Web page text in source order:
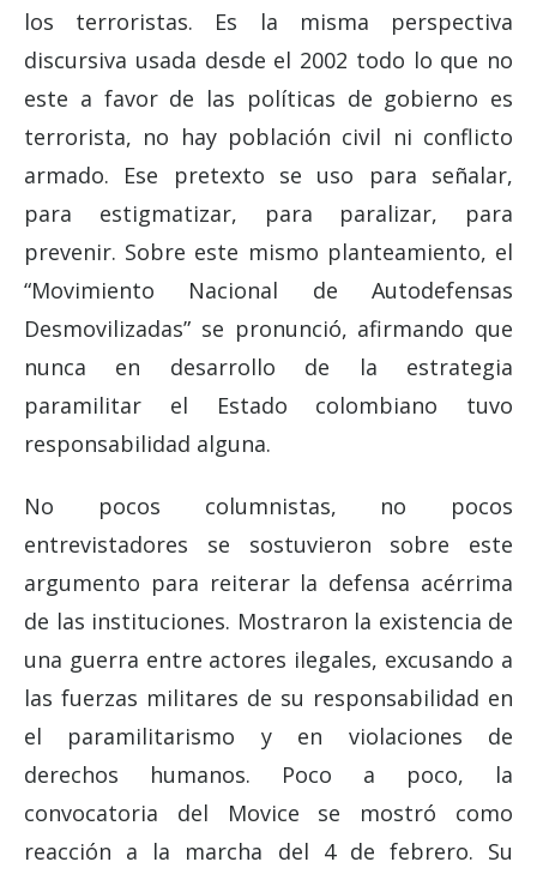
los terroristas. Es la misma perspectiva
discursiva usada desde el 2002 todo lo que no
este a favor de las políticas de gobierno es
terrorista, no hay población civil ni conflicto
armado. Ese pretexto se uso para señalar,
para estigmatizar, para paralizar, para
prevenir. Sobre este mismo planteamiento, el
“Movimiento Nacional de Autodefensas
Desmovilizadas” se pronunció, afirmando que
nunca en desarrollo de la estrategia
paramilitar el Estado colombiano tuvo
responsabilidad alguna.
No pocos columnistas, no pocos
entrevistadores se sostuvieron sobre este
argumento para reiterar la defensa acérrima
de las instituciones. Mostraron la existencia de
una guerra entre actores ilegales, excusando a
las fuerzas militares de su responsabilidad en
el paramilitarismo y en violaciones de
derechos humanos. Poco a poco, la
convocatoria del Movice se mostró como
reacción a la marcha del 4 de febrero. Su